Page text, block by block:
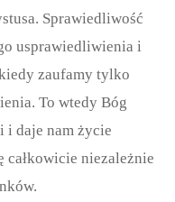
Sprawiedliwość
usprawiedliwienia i
zaufamy tylko
To wtedy Bóg
i daje nam życie
całkowicie niezależnie